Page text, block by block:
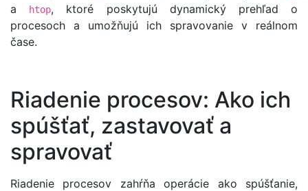
a htop, ktoré poskytujú dynamický prehľad o
procesoch a umožňujú ich spravovanie v reálnom
čase.
Riadenie procesov: Ako ich
spúšťať, zastavovať a
spravovať
Riadenie procesov zahŕňa operácie ako spúšťanie,